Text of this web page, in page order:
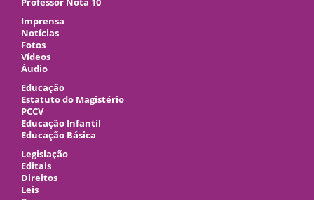
Imprensa
Notícias
Fotos
Vídeos
Áudio
Educação
Estatuto do Magistério
PCCV
Educação Infantil
Educação Básica
Legislação
Editais
Direitos
Leis